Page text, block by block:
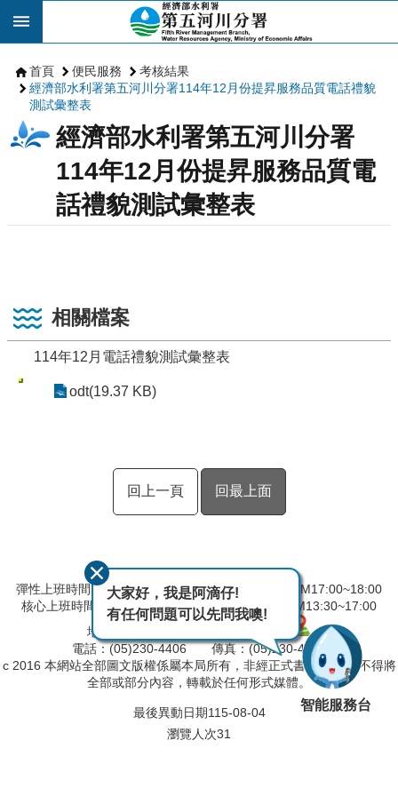
跳到主要內容區塊
首頁 便民服務
考核結果
經濟部水利署第五河川分署114年12月份提昇服務品質電話禮貌
測試彙整表
經濟部水利署第五河川分署
114年12月份提昇服務品質電
話禮貌測試彙整表
相關檔案
114年12月電話禮貌測試彙整表
odt(19.37 KB)
回上一頁 回最上面
彈性上班時間：AM08:00~09:00 彈性下班時間：PM17:00~18:00
核心上班時間：星期一 ~ 星期五 AM9:00~12:30 PM13:30~17:00
地址：600039嘉義市 親水路 123 號
電話：(05)230-4406 傳真：(05)230-4421
c 2016 本網站全部圖文版權係屬本局所有，非經正式書面同意， 不得將
全部或部分內容，轉載於任何形式媒體。
最後異動日期115-08-04
瀏覽人次31
大家好，我是阿滴仔!
有任何問題可以先問我噢!
智能服務台